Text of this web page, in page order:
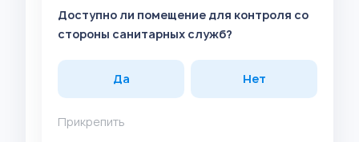
Доступно ли помещение для контроля со
стороны санитарных служб?
Да Нет
Прикрепить